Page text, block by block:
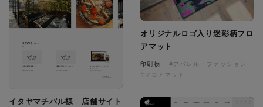
イタヤマチバル様 店舗サイト
オリジナルロゴ入り迷彩柄フロ
アマット
印刷物
#アパレル・ファッション
#フロアマット